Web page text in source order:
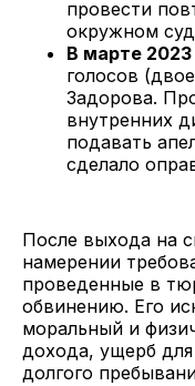
провести
окружном
В марте 2023
голосов
Задорова.
внутренних
подавать
сделало
После выхода на
намерении
проведенные в
обвинению. Его
моральный и
дохода, ущерб
долгого